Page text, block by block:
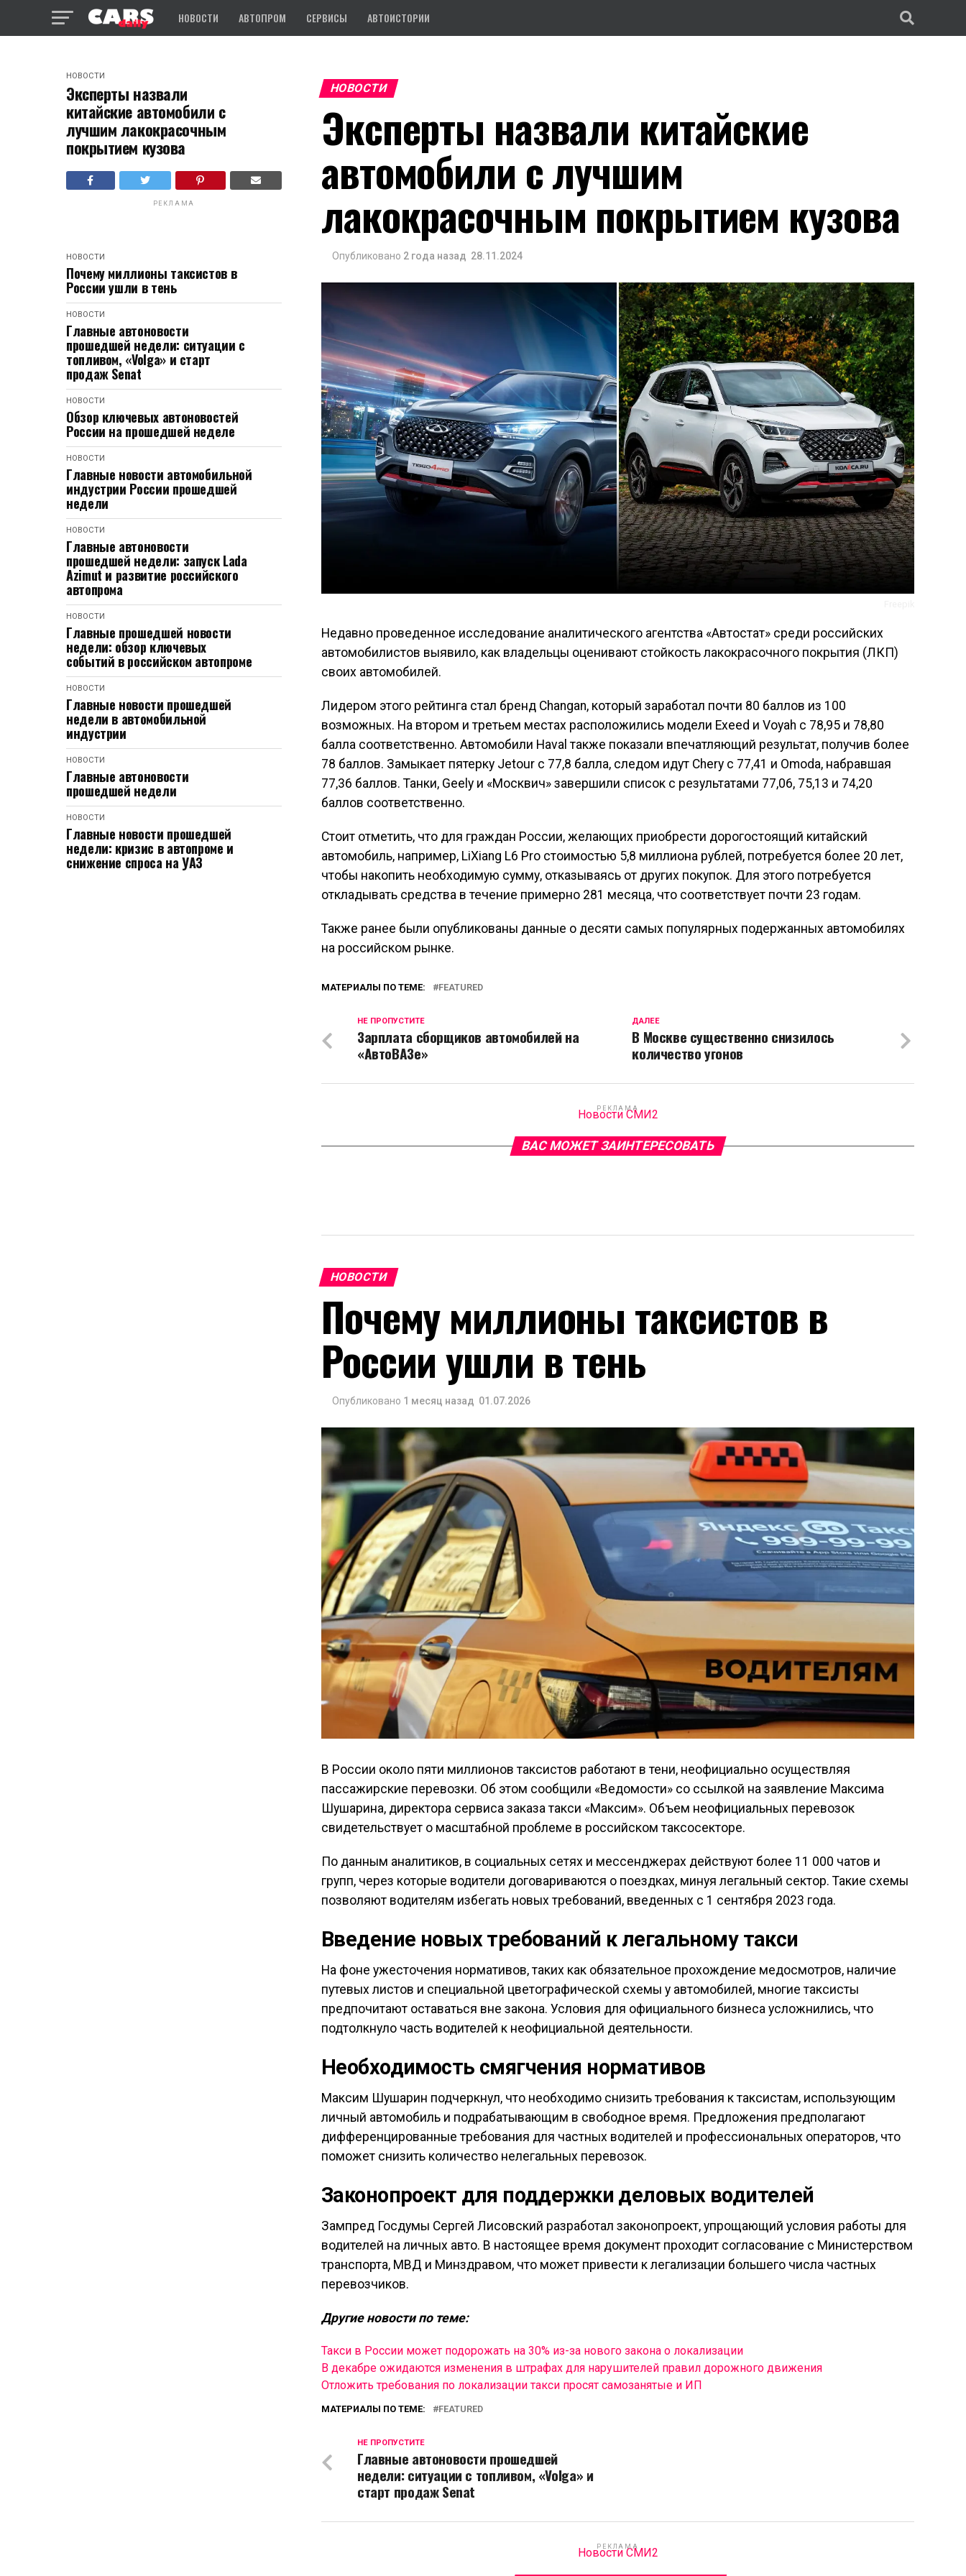
НОВОСТИ АВТОПРОМ СЕРВИСЫ АВТОИСТОРИИ
НОВОСТИ
Эксперты назвали
китайские автомобили с
лучшим лакокрасочным
покрытием кузова
РЕКЛАМА
НОВОСТИ
Почему миллионы таксистов в
России ушли в тень
НОВОСТИ
Главные автоновости
прошедшей недели: ситуации с
топливом, «Volga» и старт
продаж Senat
НОВОСТИ
Обзор ключевых автоновостей
России на прошедшей неделе
НОВОСТИ
Главные новости автомобильной
индустрии России прошедшей
недели
НОВОСТИ
Главные автоновости
прошедшей недели: запуск Lada
Azimut и развитие российского
автопрома
НОВОСТИ
Главные прошедшей новости
недели: обзор ключевых
событий в российском автопроме
НОВОСТИ
Главные новости прошедшей
недели в автомобильной
индустрии
НОВОСТИ
Главные автоновости
прошедшей недели
НОВОСТИ
Главные новости прошедшей
недели: кризис в автопроме и
снижение спроса на УАЗ
НОВОСТИ
Эксперты назвали китайские
автомобили с лучшим
лакокрасочным покрытием кузова
Опубликовано 2 года назад 28.11.2024
Недавно проведенное исследование аналитического агентства «Автостат» среди российских
автомобилистов выявило, как владельцы оценивают стойкость лакокрасочного покрытия (ЛКП)
своих автомобилей.
Лидером этого рейтинга стал бренд Changan, который заработал почти 80 баллов из 100
возможных. На втором и третьем местах расположились модели Exeed и Voyah с 78,95 и 78,80
балла соответственно. Автомобили Haval также показали впечатляющий результат, получив более
78 баллов. Замыкает пятерку Jetour с 77,8 балла, следом идут Chery с 77,41 и Omoda, набравшая
77,36 баллов. Танки, Geely и «Москвич» завершили список с результатами 77,06, 75,13 и 74,20
баллов соответственно.
Стоит отметить, что для граждан России, желающих приобрести дорогостоящий китайский
автомобиль, например, LiXiang L6 Pro стоимостью 5,8 миллиона рублей, потребуется более 20 лет,
чтобы накопить необходимую сумму, отказываясь от других покупок. Для этого потребуется
откладывать средства в течение примерно 281 месяца, что соответствует почти 23 годам.
Также ранее были опубликованы данные о десяти самых популярных подержанных автомобилях
на российском рынке.
МАТЕРИАЛЫ ПО ТЕМЕ: FEATURED
ДАЛЕЕ
В Москве существенно снизилось
количество угонов
НЕ ПРОПУСТИТЕ
Зарплата сборщиков автомобилей на
«АвтоВАЗе»
РЕКЛАМА
Новости СМИ2
ВАС МОЖЕТ ЗАИНТЕРЕСОВАТЬ
НОВОСТИ
Почему миллионы таксистов в
России ушли в тень
Опубликовано 1 месяц назад 01.07.2026
В России около пяти миллионов таксистов работают в тени, неофициально осуществляя
пассажирские перевозки. Об этом сообщили «Ведомости» со ссылкой на заявление Максима
Шушарина, директора сервиса заказа такси «Максим». Объем неофициальных перевозок
свидетельствует о масштабной проблеме в российском таксосекторе.
По данным аналитиков, в социальных сетях и мессенджерах действуют более 11 000 чатов и
групп, через которые водители договариваются о поездках, минуя легальный сектор. Такие схемы
позволяют водителям избегать новых требований, введенных с 1 сентября 2023 года.
Введение новых требований к легальному такси
На фоне ужесточения нормативов, таких как обязательное прохождение медосмотров, наличие
путевых листов и специальной цветографической схемы у автомобилей, многие таксисты
предпочитают оставаться вне закона. Условия для официального бизнеса усложнились, что
подтолкнуло часть водителей к неофициальной деятельности.
Необходимость смягчения нормативов
Максим Шушарин подчеркнул, что необходимо снизить требования к таксистам, использующим
личный автомобиль и подрабатывающим в свободное время. Предложения предполагают
дифференцированные требования для частных водителей и профессиональных операторов, что
поможет снизить количество нелегальных перевозок.
Законопроект для поддержки деловых водителей
Зампред Госдумы Сергей Лисовский разработал законопроект, упрощающий условия работы для
водителей на личных авто. В настоящее время документ проходит согласование с Министерством
транспорта, МВД и Минздравом, что может привести к легализации большего числа частных
перевозчиков.
Другие новости по теме:
Такси в России может подорожать на 30% из-за нового закона о локализации
В декабре ожидаются изменения в штрафах для нарушителей правил дорожного движения
Отложить требования по локализации такси просят самозанятые и ИП
МАТЕРИАЛЫ ПО ТЕМЕ: FEATURED
НЕ ПРОПУСТИТЕ
Главные автоновости прошедшей
недели: ситуации с топливом, «Volga» и
старт продаж Senat
РЕКЛАМА
Новости СМИ2